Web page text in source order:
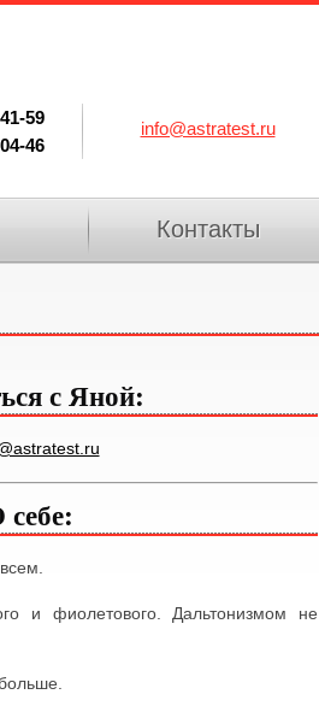
59
46
info@astratest.ru
Контакты
с Яной:
и фиолетового. Дальтонизмом не